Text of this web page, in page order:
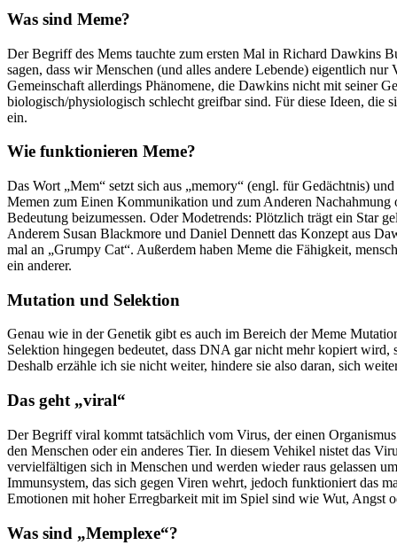
Was sind Meme?
Der Begriff des Mems tauchte zum ersten Mal in Richard Dawkins
sagen, dass wir Menschen (und alles andere Lebende) eigentlich
Gemeinschaft allerdings Phänomene, die Dawkins nicht mit seiner
biologisch/physiologisch schlecht greifbar sind. Für diese Ideen, die
ein.
Wie funktionieren Meme?
Das Wort „Mem“ setzt sich aus „memory“ (engl. für Gedächtnis)
Memen zum Einen Kommunikation und zum Anderen Nachahmung
Bedeutung beizumessen. Oder Modetrends: Plötzlich trägt ein Star
Anderem Susan Blackmore und Daniel Dennett das Konzept aus
mal an „Grumpy Cat“. Außerdem haben Meme die Fähigkeit,
ein anderer.
Mutation und Selektion
Genau wie in der Genetik gibt es auch im Bereich der Meme
Selektion hingegen bedeutet, dass DNA gar nicht mehr kopiert
Deshalb erzähle ich sie nicht weiter, hindere sie also daran, sich
Das geht „viral“
Der Begriff viral kommt tatsächlich vom Virus, der einen
den Menschen oder ein anderes Tier. In diesem Vehikel nistet das
vervielfältigen sich in Menschen und werden wieder raus gelassen
Immunsystem, das sich gegen Viren wehrt, jedoch funktioniert das
Emotionen mit hoher Erregbarkeit mit im Spiel sind wie Wut, Angst
Was sind „Memplexe“?